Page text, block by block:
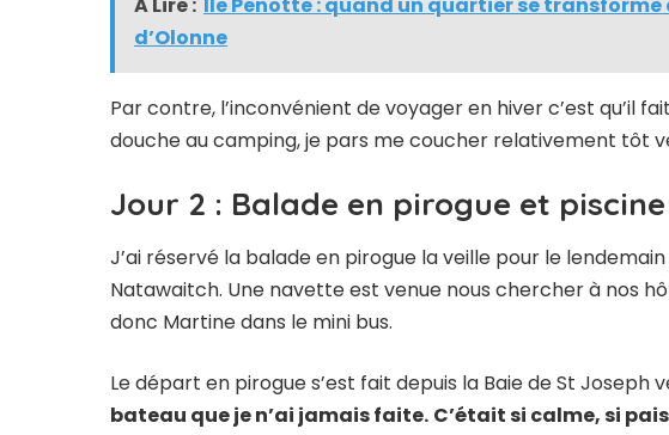
A Lire : Île Penotte : quand un quartier se
d’Olonne
Par contre, l’inconvénient de voyager en hiver c’est qu’il
douche au camping, je pars me coucher relativement tôt
Jour 2 : Balade en pirogue et
J’ai réservé la balade en pirogue la veille pour le
Natawaitch. Une navette est venue nous chercher à nos
donc Martine dans le mini bus.
Le départ en pirogue s’est fait depuis la Baie de St Joseph
bateau que je n’ai jamais faite. C’était si calme, si